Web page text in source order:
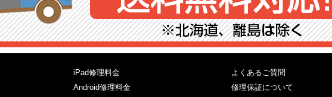
iPad修理料金
Android修理料金
よくあるご質問
修理保証について